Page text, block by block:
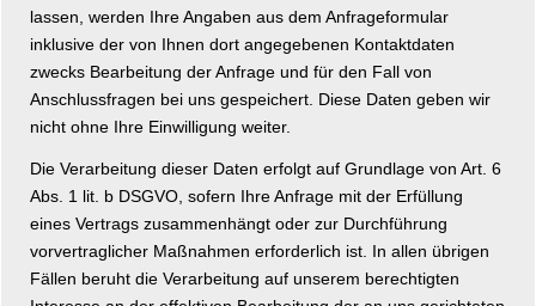
lassen, werden Ihre Angaben aus dem Anfrageformular
inklusive der von Ihnen dort angegebenen Kontaktdaten
zwecks Bearbeitung der Anfrage und für den Fall von
Anschlussfragen bei uns gespeichert. Diese Daten geben wir
nicht ohne Ihre Einwilligung weiter.
Die Verarbeitung dieser Daten erfolgt auf Grundlage von Art. 6
Abs. 1 lit. b DSGVO, sofern Ihre Anfrage mit der Erfüllung
eines Vertrags zusammenhängt oder zur Durchführung
vorvertraglicher Maßnahmen erforderlich ist. In allen übrigen
Fällen beruht die Verarbeitung auf unserem berechtigten